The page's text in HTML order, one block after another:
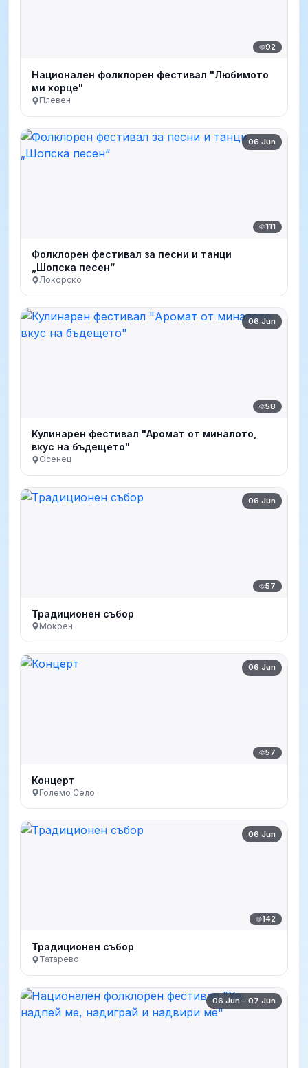
92
Национален фолклорен фестивал "Любимото
ми хорце"
Плевен
06 Jun
111
Фолклорен фестивал за песни и танци
„Шопска песен“
Локорско
06 Jun
58
Кулинарен фестивал "Аромат от миналото,
вкус на бъдещето"
Осенец
06 Jun
57
Традиционен събор
Мокрен
06 Jun
57
Концерт
Големо Село
06 Jun
142
Традиционен събор
Татарево
06 Jun – 07 Jun